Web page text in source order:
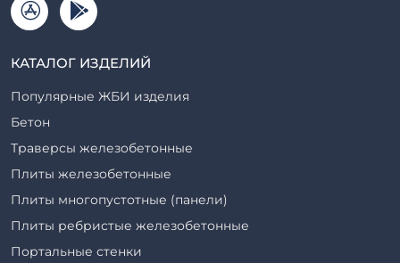
КАТАЛОГ ИЗДЕЛИЙ
Популярные ЖБИ изделия
Бетон
Траверсы железобетонные
Плиты железобетонные
Плиты многопустотные (панели)
Плиты ребристые железобетонные
Портальные стенки